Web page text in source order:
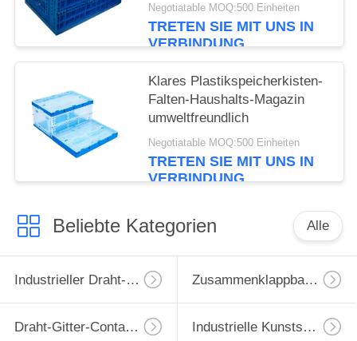
Negotiatable MOQ:500 Einheiten
TRETEN SIE MIT UNS IN
VERBINDUNG
Klares Plastikspeicherkisten-
Falten-Haushalts-Magazin
umweltfreundlich
Negotiatable MOQ:500 Einheiten
TRETEN SIE MIT UNS IN
VERBINDUNG
Beliebte Kategorien Alle
Industrieller Draht-Behälter Zusammenklappbarer Drahtbehälter
Draht-Gitter-Container Industrielle Kunststoffpalette